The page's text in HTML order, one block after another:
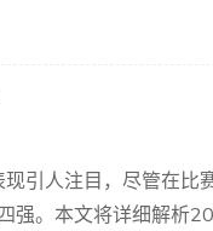
引人注目，尽管在比
强。本文将详细解析